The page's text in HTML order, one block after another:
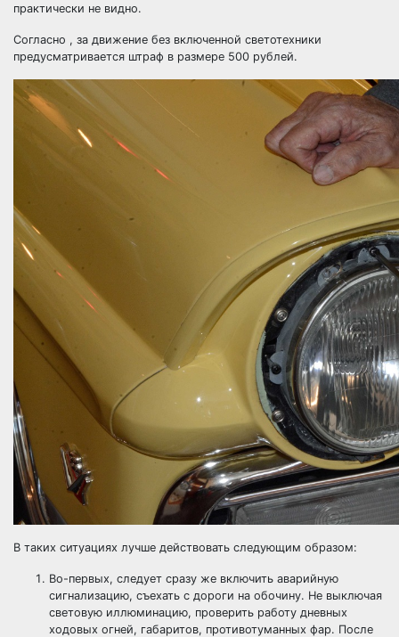
практически не видно.
Согласно , за движение без включенной светотехники
предусматривается штраф в размере 500 рублей.
В таких ситуациях лучше действовать следующим образом:
Во-первых, следует сразу же включить аварийную
сигнализацию, съехать с дороги на обочину. Не выключая
световую иллюминацию, проверить работу дневных
ходовых огней, габаритов, противотуманных фар. После